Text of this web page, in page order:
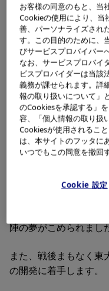
日本が復興に向けま
生産工場の再稼動に
めます。
戦後数年のうちに生
もに乏しく多くの困
野県の2工場（伊那、
メラの資材・冶工具
例です。その後、創
おこないました。
企業再建整備法によ
業へと社名を改称し
ず、日本の高千穂か
陣の夢がこめられまし
また、戦後まもなく東
の開発に着手します。
お客様の同意のもと、当
Cookieの使用により、当
善、パーソナライズされ
す。この目的のために、
びサービスプロバイバー
なお、サービスプロバイ
ビスプロバイダーは当該
義務が課せられます。詳
報の取り扱いについて」
のCookiesを承認する」
容、「個人情報の取り扱
Cookiesが使用されるこ
は、本サイトのフッタに
いつでもこの同意を撤回
Cookie 設定